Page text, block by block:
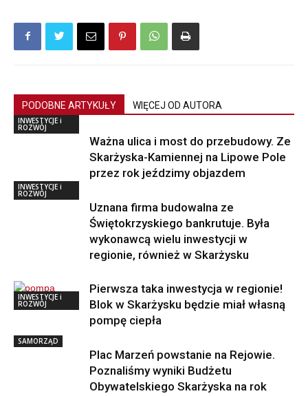
PODOBNE ARTYKUŁY WIĘCEJ OD AUTORA
INWESTYCJE i
ROZWÓJ
Ważna ulica i most do przebudowy. Ze
Skarżyska-Kamiennej na Lipowe Pole
przez rok jeździmy objazdem
INWESTYCJE i
ROZWÓJ
Uznana firma budowalna ze
Świętokrzyskiego bankrutuje. Była
wykonawcą wielu inwestycji w
regionie, również w Skarżysku
INWESTYCJE i
ROZWÓJ
Pierwsza taka inwestycja w regionie!
Blok w Skarżysku będzie miał własną
pompę ciepła
SAMORZĄD
Plac Marzeń powstanie na Rejowie.
Poznaliśmy wyniki Budżetu
Obywatelskiego Skarżyska na rok